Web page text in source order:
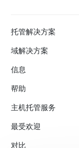
托管解决方案
域解决方案
信息
帮助
主机托管服务
最受欢迎
对比